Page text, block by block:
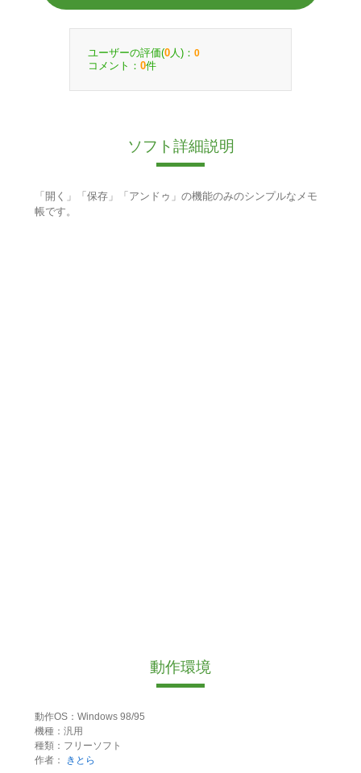
ユーザーの評価(0 人)： 0
コメント： 0件
ソフト詳細説明
「開く」「保存」「アンドゥ」の機能のみのシンプルなメモ
帳です。
動作環境
動作OS：Windows 98/95
機種：汎用
種類：フリーソフト
作者：
きとら